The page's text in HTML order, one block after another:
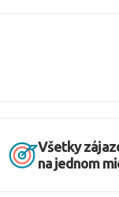
Všetky
na jednom